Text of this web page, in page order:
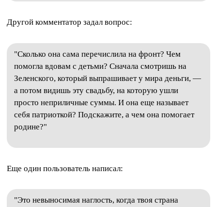
Другой комментатор задал вопрос:
"Сколько она сама перечислила на фронт? Чем
помогла вдовам с детьми? Сначала смотришь на
Зеленского, который выпрашивает у мира деньги, —
а потом видишь эту свадьбу, на которую ушли
просто неприличные суммы. И она еще называет
себя патриоткой? Подскажите, а чем она помогает
родине?"
Еще один пользователь написал:
"Это невыносимая наглость, когда твоя страна